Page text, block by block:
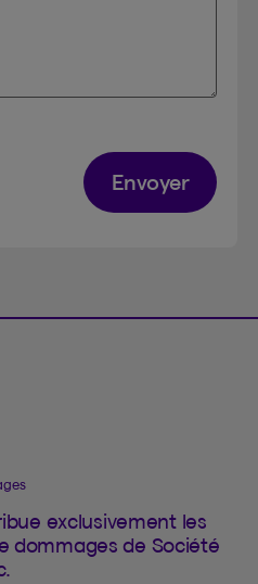
Envoyer
exclusivement les
dommages de Société